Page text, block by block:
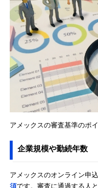
アメックスの審査基準のポ
企業規模や勤続年数
アメックスのオンライン申
須です。審査に通過する人